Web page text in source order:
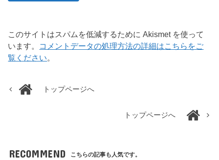
このサイトはスパムを低減するために Akismet を使って
います。 コメントデータの処理方法の詳細はこちらをご
覧ください。
トップページへ
トップページへ
RECOMMEND こちらの記事も人気です。